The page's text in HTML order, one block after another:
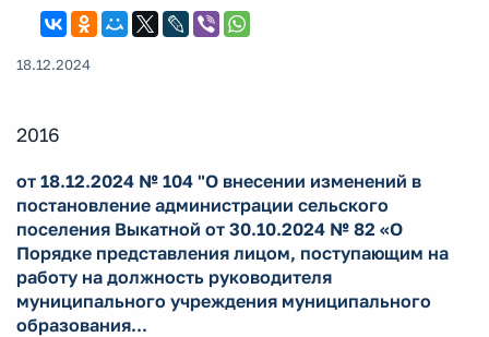
18.12.2024
2016
от 18.12.2024 № 104 "О внесении изменений в
постановление администрации сельского
поселения Выкатной от 30.10.2024 № 82 «О
Порядке представления лицом, поступающим на
работу на должность руководителя
муниципального учреждения муниципального
образования...